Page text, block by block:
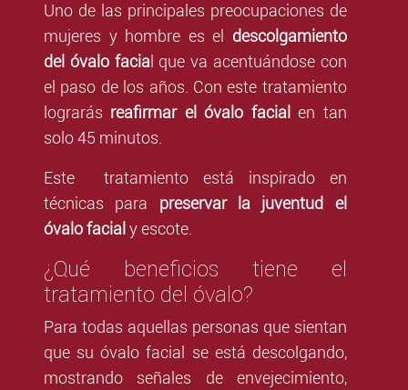
Uno de las principales preocupaciones de
mujeres y hombre es el descolgamiento
del óvalo facia l que va acentuándose con
el paso de los años. Con este tratamiento
lograrás reafirmar el óvalo facial
en tan
solo 45 minutos.
Este
tratamiento está inspirado en
técnicas para preservar la juventud el
óvalo facial y escote.
¿Qué beneficios tiene el
tratamiento del óvalo?
Para todas aquellas personas que sientan
que su óvalo facial se está descolgando,
mostrando señales de envejecimiento,